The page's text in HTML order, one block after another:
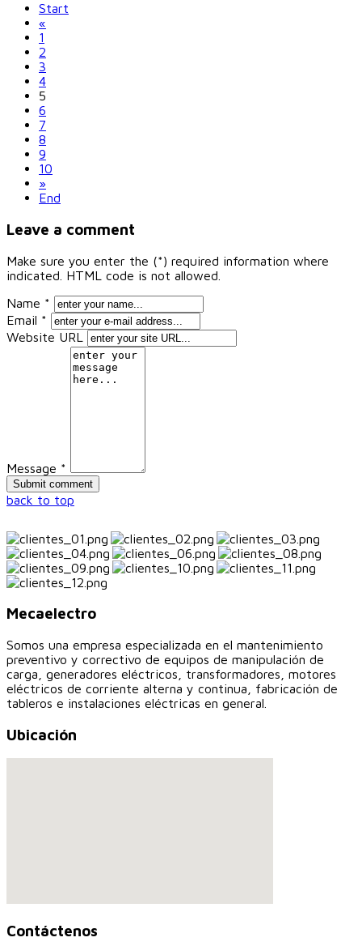
Start
«
1
2
3
4
5
6
7
8
9
10
»
End
Leave a comment
Make sure you enter the (*) required information where
indicated. HTML code is not allowed.
Name *
Email *
Website URL
Message *
back to top
Mecaelectro
Somos una empresa especializada en el mantenimiento
preventivo y correctivo de equipos de manipulación de
carga, generadores eléctricos, transformadores, motores
eléctricos de corriente alterna y continua, fabricación de
tableros e instalaciones eléctricas en general.
Ubicación
Contáctenos